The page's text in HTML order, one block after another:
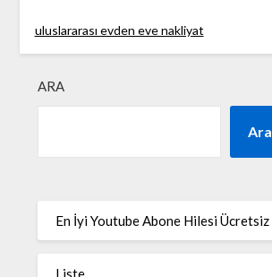
uluslararası evden eve nakliyat
ARA
Ara
En İyi Youtube Abone Hilesi Ücretsiz
Liste